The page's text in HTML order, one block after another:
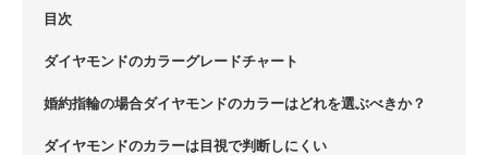
目次
ダイヤモンドのカラーグレードチャート
婚約指輪の場合ダイヤモンドのカラーはどれを選ぶべきか？
ダイヤモンドのカラーは目視で判断しにくい